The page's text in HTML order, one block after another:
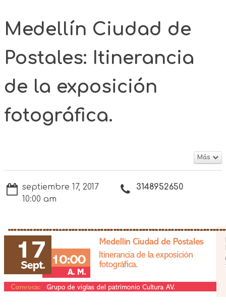
Medellín Ciudad de
Postales: Itinerancia
de la exposición
fotográfica.
Más
septiembre 17, 2017
10:00 am
3148952650